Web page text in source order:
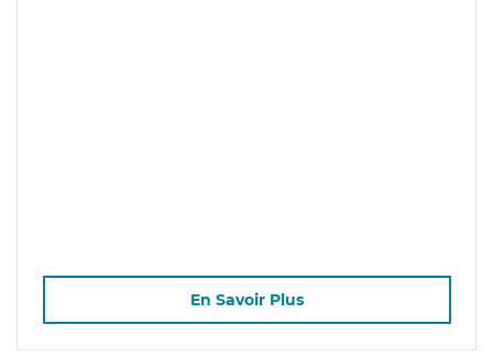
En Savoir Plus